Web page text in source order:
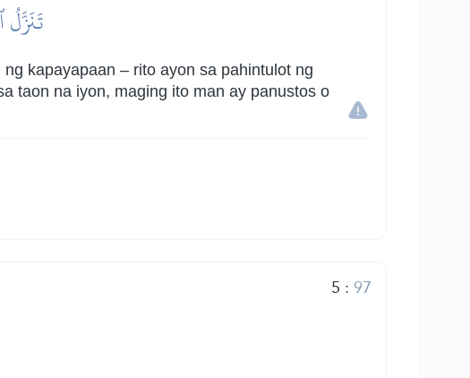
kapayapaan – rito ayon sa pahintulot ng
taon na iyon, maging ito man ay panustos o
5 :97